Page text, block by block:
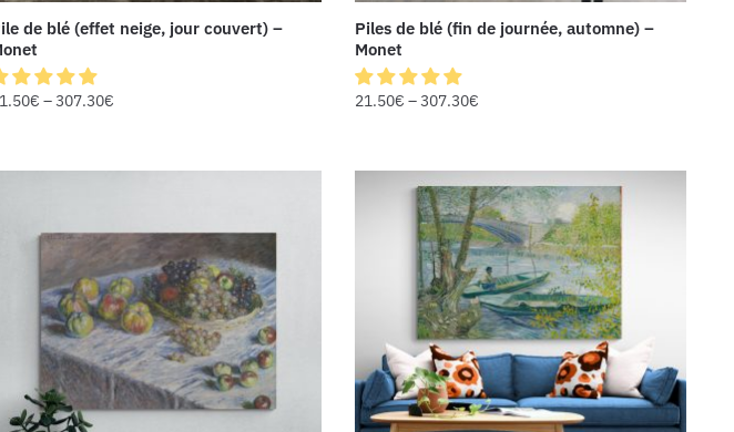
de blé (effet neige, jour couvert) –
€ –307.30€
Piles de blé (fin de journée, automne) –
Monet
21.50€ –307.30€